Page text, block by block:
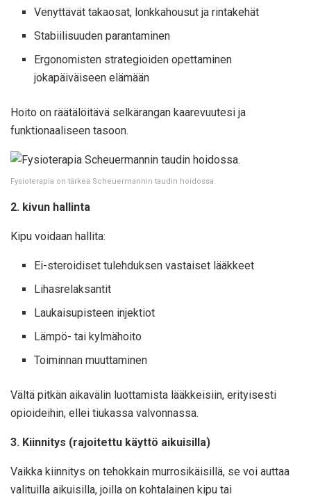
Venyttävät takaosat, lonkkahousut ja rintakehät
Stabiilisuuden parantaminen
Ergonomisten strategioiden opettaminen
jokapäiväiseen elämään
Hoito on räätälöitävä selkärangan kaarevuutesi ja
funktionaaliseen tasoon.
Fysioterapia on tärkeä Scheuermannin taudin hoidossa.
2. kivun hallinta
Kipu voidaan hallita:
Ei-steroidiset tulehduksen vastaiset lääkkeet
Lihasrelaksantit
Laukaisupisteen injektiot
Lämpö- tai kylmähoito
Toiminnan muuttaminen
Vältä pitkän aikavälin luottamista lääkkeisiin, erityisesti
opioideihin, ellei tiukassa valvonnassa.
3. Kiinnitys (rajoitettu käyttö aikuisilla)
Vaikka kiinnitys on tehokkain murrosikäisillä, se voi auttaa
valituilla aikuisilla, joilla on kohtalainen kipu tai